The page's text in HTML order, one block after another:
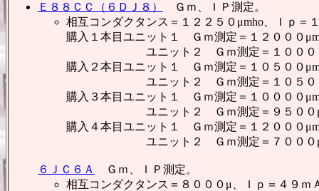
Ｅ８８ＣＣ（６ＤＪ８）
Ｇｍ、ＩＰ測定。
相互コンダクタンス＝１２２５０μmho、Ｉｐ＝
購入１本目ユニット１ Ｇｍ測定＝１２０００
ユニット２ Ｇｍ測定＝１００００
購入２本目ユニット１ Ｇｍ測定＝１０５００
ユニット２ Ｇｍ測定＝１０５００
購入３本目ユニット１ Ｇｍ測定＝１００００
ユニット２ Ｇｍ測定＝９５００
購入４本目ユニット１ Ｇｍ測定＝１２０００
ユニット２ Ｇｍ測定＝７０００
６ＪＣ６Ａ
Ｇｍ、ＩＰ測定。
相互コンダクタンス＝８０００μ、Ｉｐ＝４９ｍ